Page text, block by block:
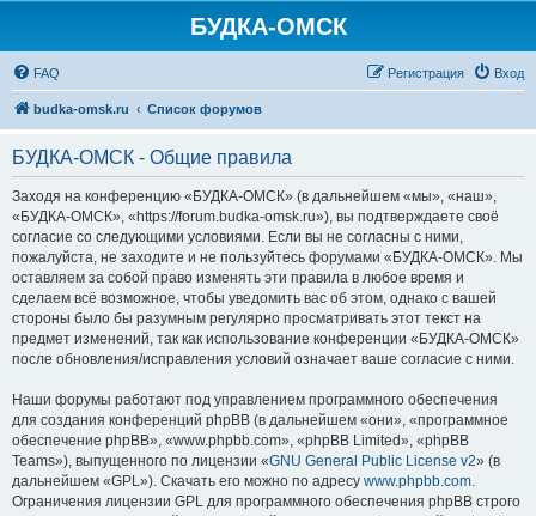
БУДКА-ОМСК
FAQ Вход
Регистрация
budka-omsk.ru Список форумов
БУДКА-ОМСК - Общие правила
Заходя на конференцию «БУДКА-ОМСК» (в дальнейшем «мы», «наш»,
«БУДКА-ОМСК», «https://forum.budka-omsk.ru»), вы подтверждаете своё
согласие со следующими условиями. Если вы не согласны с ними,
пожалуйста, не заходите и не пользуйтесь форумами «БУДКА-ОМСК». Мы
оставляем за собой право изменять эти правила в любое время и
сделаем всё возможное, чтобы уведомить вас об этом, однако с вашей
стороны было бы разумным регулярно просматривать этот текст на
предмет изменений, так как использование конференции «БУДКА-ОМСК»
после обновления/исправления условий означает ваше согласие с ними.
Наши форумы работают под управлением программного обеспечения
для создания конференций phpBB (в дальнейшем «они», «программное
обеспечение phpBB», «www.phpbb.com», «phpBB Limited», «phpBB
Teams»), выпущенного по лицензии «GNU General Public License v2» (в
дальнейшем «GPL»). Скачать его можно по адресу www.phpbb.com.
Ограничения лицензии GPL для программного обеспечения phpBB строго